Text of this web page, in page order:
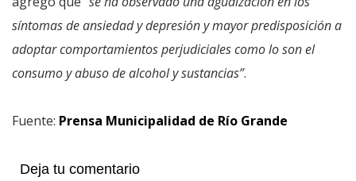
síntomas de ansiedad y depresión y mayor predisposición a
adoptar comportamientos perjudiciales como lo son el
consumo y abuso de alcohol y sustancias”.
Fuente: Prensa Municipalidad de Río Grande
Deja tu comentario